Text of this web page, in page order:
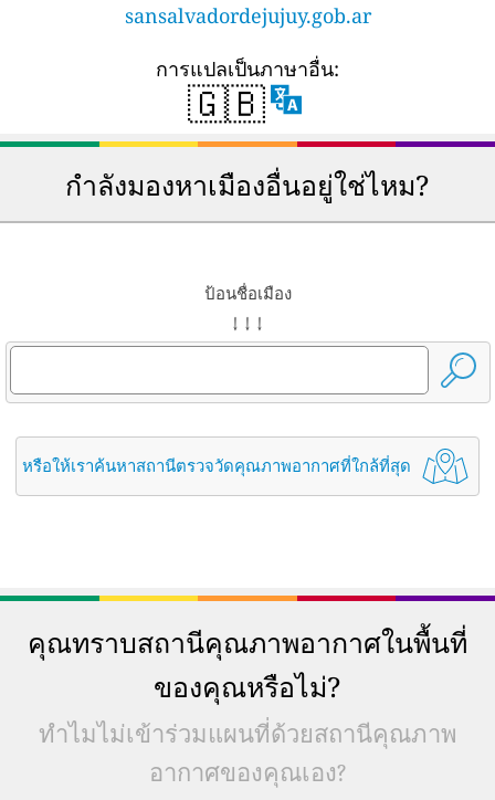
sansalvadordejujuy.gob.ar
การแปลเป็นภาษาอื่น:
🇬🇧
กำลังมองหาเมืองอื่นอยู่ใช่ไหม?
ป้อนชื่อเมือง
↓ ↓ ↓
หรือให้เราค้นหาสถานีตรวจวัดคุณภาพอากาศที่ใกล้ที่สุด
คุณทราบสถานีคุณภาพอากาศในพื้นที่
ของคุณหรือไม่?
ทำไมไม่เข้าร่วมแผนที่ด้วยสถานีคุณภาพ
อากาศของคุณเอง?